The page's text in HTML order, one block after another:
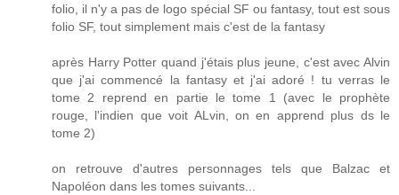
folio, il n'y a pas de logo spécial SF ou fantasy, tout est sous
folio SF, tout simplement mais c'est de la fantasy
après Harry Potter quand j'étais plus jeune, c'est avec Alvin
que j'ai commencé la fantasy et j'ai adoré ! tu verras le
tome 2 reprend en partie le tome 1 (avec le prophète
rouge, l'indien que voit ALvin, on en apprend plus ds le
tome 2)
on retrouve d'autres personnages tels que Balzac et
Napoléon dans les tomes suivants...